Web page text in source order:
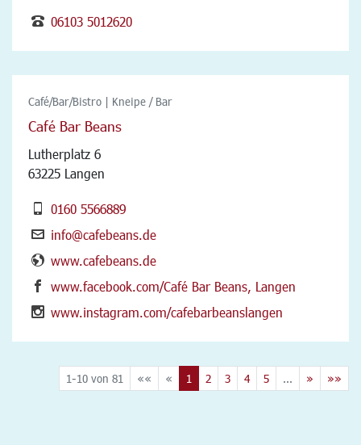
06103 5012620
Café/Bar/Bistro | Kneipe / Bar
Café Bar Beans
Lutherplatz 6
63225 Langen
0160 5566889
info@cafebeans.de
www.cafebeans.de
www.facebook.com/Café Bar Beans, Langen
www.instagram.com/cafebarbeanslangen
1-10 von 81 «« « 1 2 3 4 5 ... » »»